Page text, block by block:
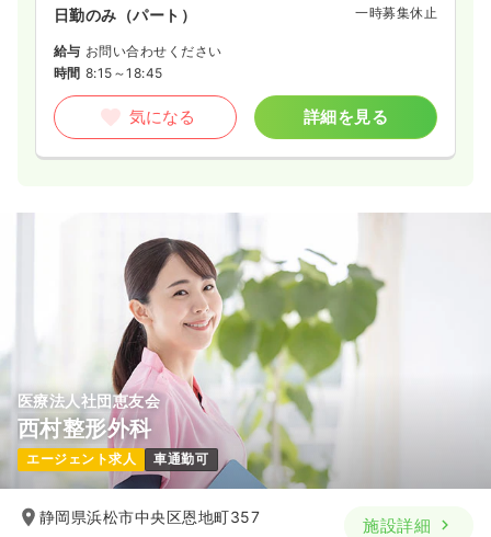
日勤のみ（パート） 一時募集休止
給与 お問い合わせください
時間 8:15～18:45
気になる 詳細を見る
医療法人社団恵友会
西村整形外科
エージェント求人 車通勤可
静岡県浜松市中央区恩地町357 施設詳細